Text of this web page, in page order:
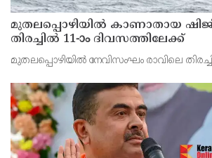
മുതലപ്പൊഴിയില്‍ കാണാതായ
തിരച്ചില്‍ 11-ാം ദിവസത്തിലേക്ക്
മുതലപ്പൊഴിയില്‍ നേവിസംഘം രാവിലെ